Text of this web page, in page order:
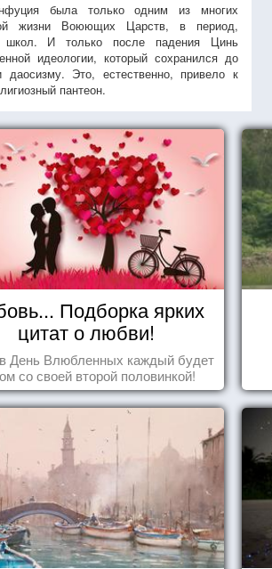
была только одним из многих
жизни Воюющих Царств, в период,
школ. И только после падения Цинь
идеологии, который сохранился до
Это, естественно, привело к
пантеон.
Подборка ярких
цитат о любви!
День Влюбленных каждый будет
со своей второй половинкой!